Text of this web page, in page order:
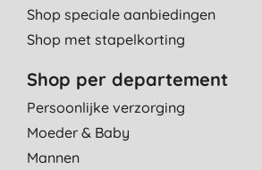
milieu en voor de billen van mijn baby.
creche altijd meteen knalrode billen bij
Daarom hier alleen naty luiers en doekjes
M. V. V.,
Net als de New Born variant - zeer goed
met deze biologische en milieuvriendelijke
Shop speciale aanbiedingen
Shop met stapelkorting
Shop per departement
Persoonlijke verzorging
Moeder & Baby
Mannen